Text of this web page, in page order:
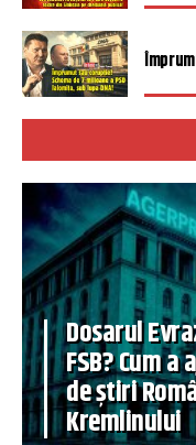
Dosarul
FSB? Cum
de știri
Kremlinului